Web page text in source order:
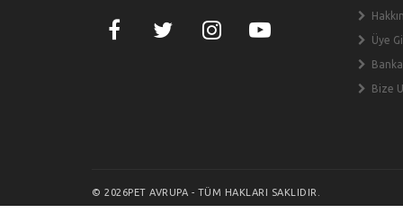
Üye
Bize
© 2026PET AVRUPA - TÜM HAKLARI SAKLIDIR.